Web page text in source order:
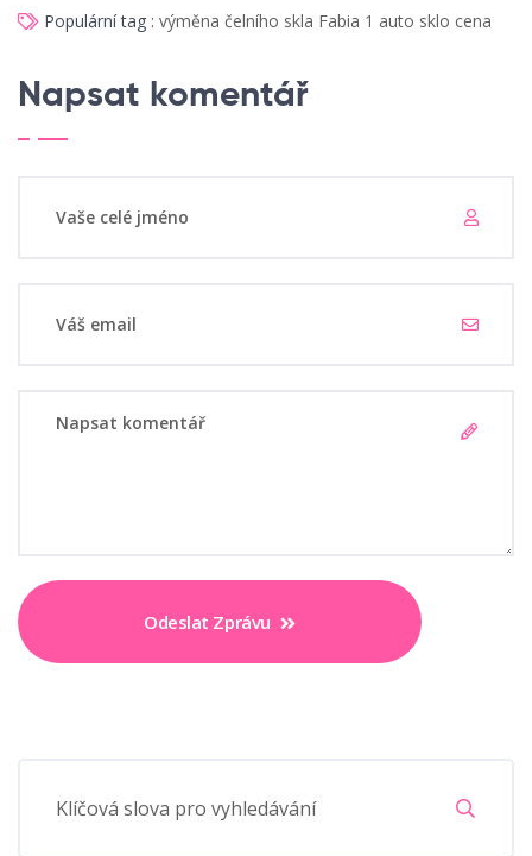
Populární tag : výměna čelního skla Fabia 1 auto sklo cena
Napsat komentář
Odeslat Zprávu